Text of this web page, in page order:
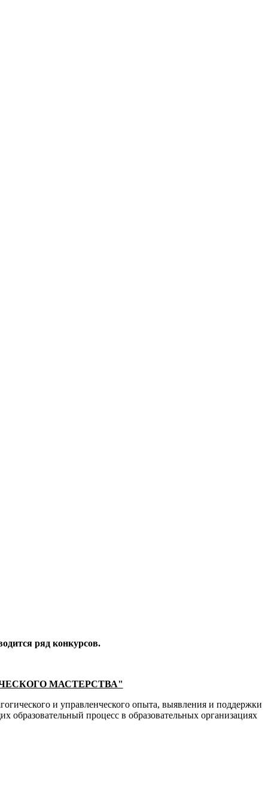
ряд конкурсов.
МАСТЕРСТВА"
и управленческого опыта, выявления и поддержки
образовательный процесс в образовательных организациях